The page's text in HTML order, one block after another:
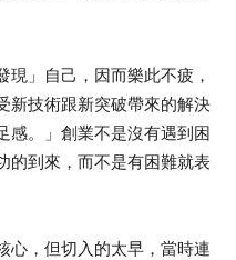
」自己，因而樂此不疲，
新技術跟新突破帶來的解決
感。」創業不是沒有遇到困
的到來，而不是有困難就表
心，但切入的太早，當時連